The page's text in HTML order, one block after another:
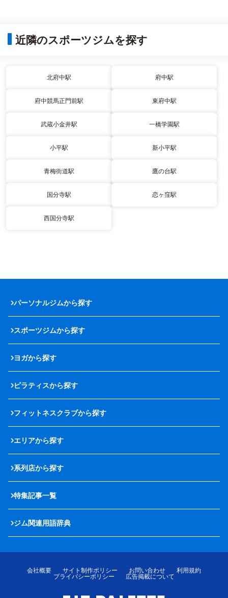
近隣のスポーツジムを探す
北府中駅 府中駅
府中競馬正門前駅 東府中駅
武蔵小金井駅 一橋学園駅
小平駅 新小平駅
青梅街道駅 鷹の台駅
国分寺駅 恋ヶ窪駅
西国分寺駅
パーソナルジムから探す
スポーツジムから探す
ヨガから探す
ピラティスから探す
フィットネスクラブから探す
エリアから探す
系列店から探す
特集記事一覧
ジム関連用語辞典
会社概要 サイト制作ポリシー お問い合わせ
利用規約
プライバシーポリシー
広告掲載について